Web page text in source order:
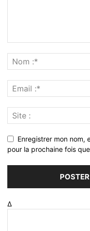
Enregistrer mon nom,
pour la prochaine fois
Δ